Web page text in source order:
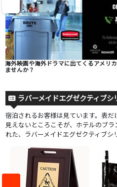
海外映画や海外ドラマに出てくるアメリ
ませんか？
ラバーメイドエグゼクティブシ
宿泊されるお客様は見ています。表だ
見えないところこそが、ホテルのブ
れた、ラバーメイドエグゼクティブシ